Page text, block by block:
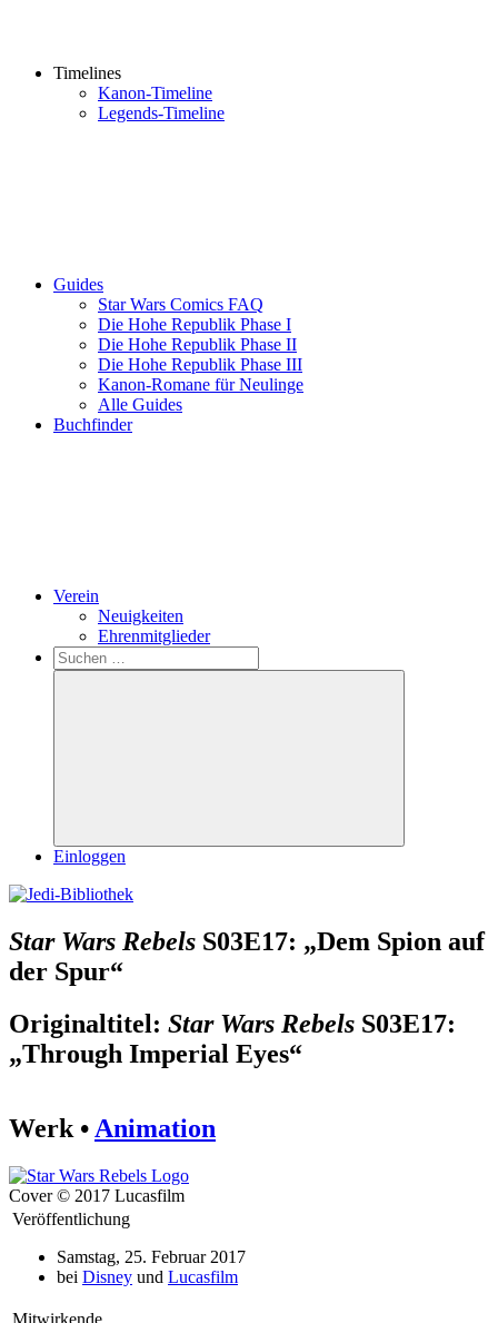
Timelines
Kanon-Timeline
Legends-Timeline
Guides
Star Wars Comics FAQ
Die Hohe Republik Phase I
Die Hohe Republik Phase II
Die Hohe Republik Phase III
Kanon-Romane für Neulinge
Alle Guides
Buchfinder
Verein
Neuigkeiten
Ehrenmitglieder
Search
Suchen
nach:
Suchen
Einloggen
Star Wars Rebels S03E17: „Dem Spion auf
der Spur“
Originaltitel: Star Wars Rebels S03E17:
„Through Imperial Eyes“
Werk • Animation
Cover © 2017 Lucasfilm
Veröffentlichung
Samstag, 25. Februar 2017
bei Disney und Lucasfilm
Mitwirkende